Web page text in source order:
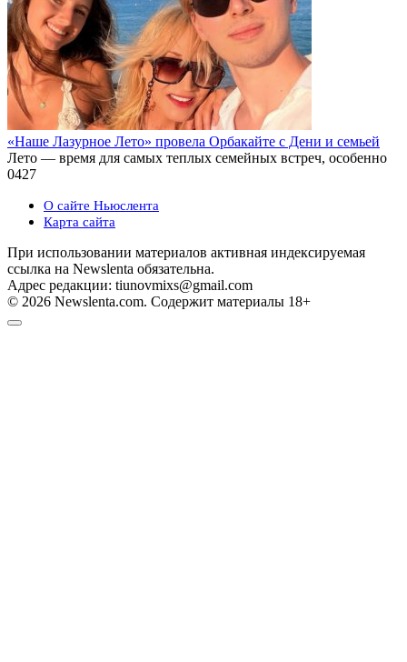
«Наше Лазурное Лето» провела Орбакайте с Дени и семьей
Лето — время для самых теплых семейных встреч, особенно
0427
О сайте Ньюслента
Карта сайта
При использовании материалов активная индексируемая
ссылка на Newslenta обязательна.
Адрес редакции: tiunovmixs@gmail.com
© 2026 Newslenta.com. Содержит материалы 18+